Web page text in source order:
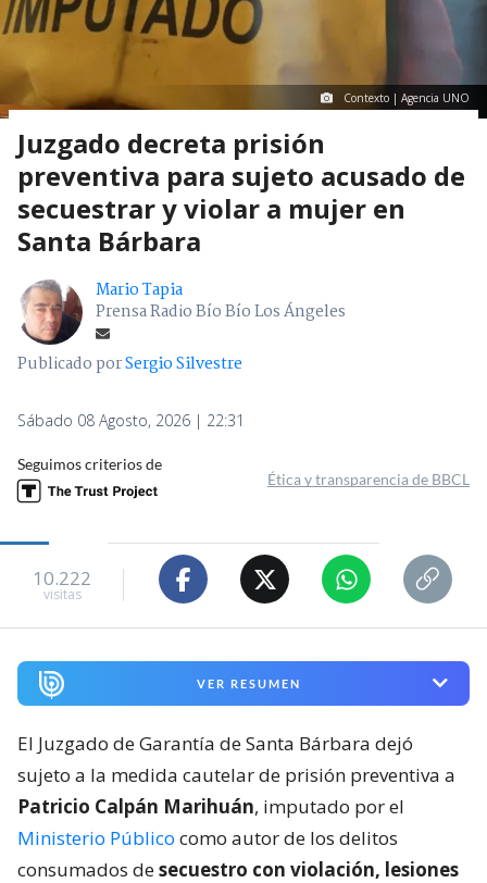
Contexto | Agencia UNO
Juzgado decreta prisión
preventiva para sujeto acusado de
secuestrar y violar a mujer en
Santa Bárbara
Mario Tapia
Prensa Radio Bío Bío Los Ángeles
Publicado porSergio Silvestre
Sábado 08 Agosto, 2026 | 22:31
Seguimos criterios de
Ética y transparencia de BBCL
10.222
visitas
VER RESUMEN
El Juzgado de Garantía de Santa Bárbara dejó
sujeto a la medida cautelar de prisión preventiva a
Patricio Calpán Marihuán, imputado por el
Ministerio Público como autor de los delitos
consumados desecuestro con violación, lesiones